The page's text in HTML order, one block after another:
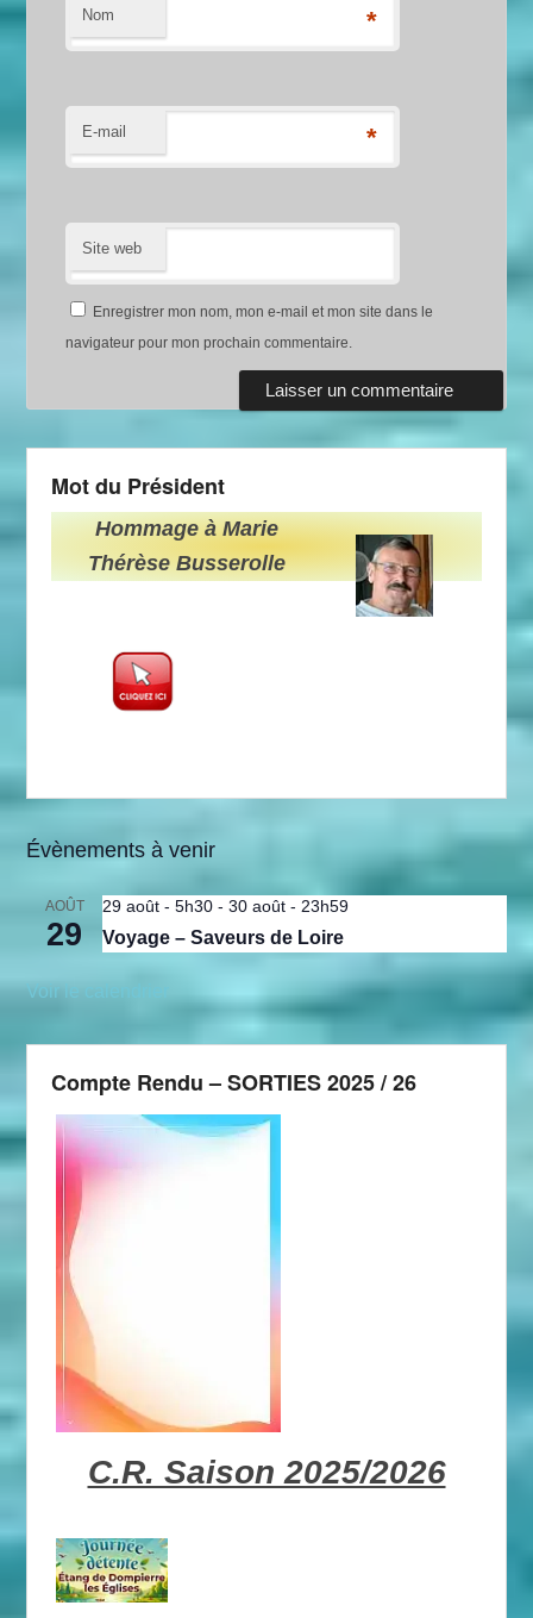
Nom *
E-mail *
Site web
Enregistrer mon nom, mon e-mail et mon site dans le
navigateur pour mon prochain commentaire.
Mot du Président
Hommage à Marie
Thérèse Busserolle
Évènements à venir
AOÛT
29
29 août - 5h30 -30 août - 23h59
Voyage – Saveurs de Loire
Voir le calendrier
Compte Rendu – SORTIES 2025 / 26
C.R. Saison 2025/2026